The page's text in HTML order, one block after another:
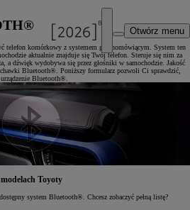
Otwórz menu
telefon komórkowy z systemem głośnomówiącym. System ten
aktualnie znajduje się Twój telefon. Steruje się nim za
a dźwięk wydobywa się przez głośniki w samochodzie. Jakość
Bluetooth®. Poniższy formularz pozwoli Ci sprawdzić,
Bluetooth®.
Toyoty
system Bluetooth®. Chcesz zobaczyć pełną listę?